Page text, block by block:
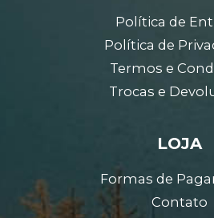
Política de
Política de
Termos e
Trocas e
LOJA
Formas de
Contato